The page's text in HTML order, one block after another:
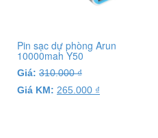
Pin sạc dự phòng Arun
10000mah Y50
Giá: 310.000₫
Giá KM: 265.000 ₫